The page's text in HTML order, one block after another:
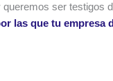
ser testigos
las que tu empresa